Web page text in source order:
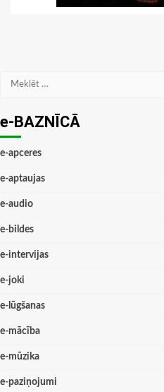
Meklēt:
e-BAZNĪCĀ
e-apceres
e-aptaujas
e-audio
e-bildes
e-intervijas
e-joki
e-lūgšanas
e-mācība
e-mūzika
e-paziņojumi